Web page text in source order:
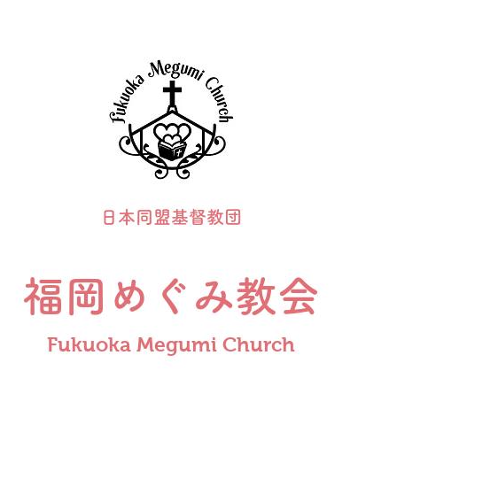
日本同盟基督教団
福岡めぐみ教会
Fukuoka Megumi Church